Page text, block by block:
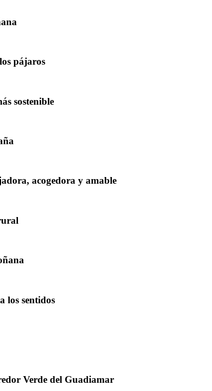
pájaros
sostenible
acogedora y amable
los sentidos
Verde del Guadiamar